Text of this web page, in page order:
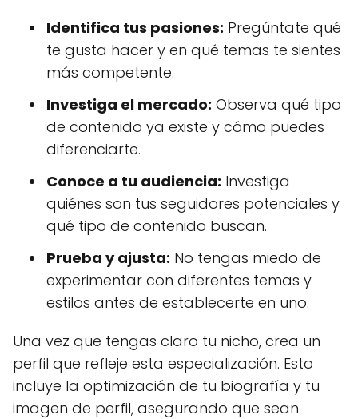
Identifica tus pasiones: Pregúntate qué
te gusta hacer y en qué temas te sientes
más competente.
Investiga el mercado: Observa qué tipo
de contenido ya existe y cómo puedes
diferenciarte.
Conoce a tu audiencia: Investiga
quiénes son tus seguidores potenciales y
qué tipo de contenido buscan.
Prueba y ajusta: No tengas miedo de
experimentar con diferentes temas y
estilos antes de establecerte en uno.
Una vez que tengas claro tu nicho, crea un
perfil que refleje esta especialización. Esto
incluye la optimización de tu biografía y tu
imagen de perfil, asegurando que sean